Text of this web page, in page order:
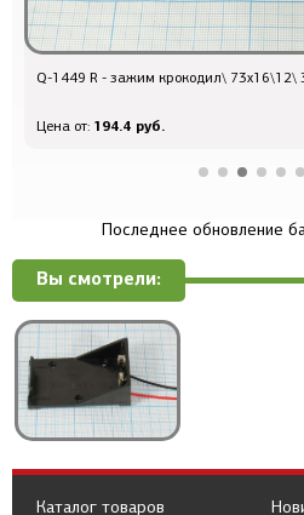
Q-1449 R - зажим крокодил\
Цена от: 194.4 руб.
Последнее обновление
Вы смотрели:
Каталог товаров